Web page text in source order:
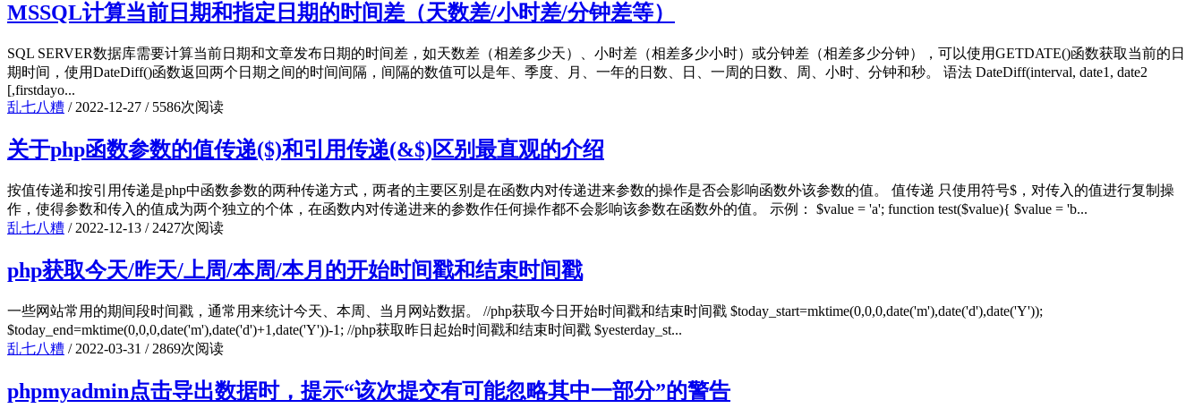
MSSQL计算当前日期和指定日期的时间差（天数差/小时差/分钟差等）
SQL SERVER数据库需要计算当前日期和文章发布日期的时间差，如天数差（相差多少天）、小时差（相差多少小时）或分钟差（相差多少分钟），可以使用GETDATE()函数获取当前的日
期时间，使用DateDiff()函数返回两个日期之间的时间间隔，间隔的数值可以是年、季度、月、一年的日数、日、一周的日数、周、小时、分钟和秒。 语法 DateDiff(interval, date1, date2
[,firstdayo...
乱七八糟 / 2022-12-27 / 5586次阅读
关于php函数参数的值传递($)和引用传递(&$)区别最直观的介绍
按值传递和按引用传递是php中函数参数的两种传递方式，两者的主要区别是在函数内对传递进来参数的操作是否会影响函数外该参数的值。 值传递 只使用符号$，对传入的值进行复制操
作，使得参数和传入的值成为两个独立的个体，在函数内对传递进来的参数作任何操作都不会影响该参数在函数外的值。 示例： $value = 'a'; function test($value){ $value = 'b...
乱七八糟 / 2022-12-13 / 2427次阅读
php获取今天/昨天/上周/本周/本月的开始时间戳和结束时间戳
一些网站常用的期间段时间戳，通常用来统计今天、本周、当月网站数据。 //php获取今日开始时间戳和结束时间戳 $today_start=mktime(0,0,0,date('m'),date('d'),date('Y'));
$today_end=mktime(0,0,0,date('m'),date('d')+1,date('Y'))-1; //php获取昨日起始时间戳和结束时间戳 $yesterday_st...
乱七八糟 / 2022-03-31 / 2869次阅读
phpmyadmin点击导出数据时，提示“该次提交有可能忽略其中一部分”的警告